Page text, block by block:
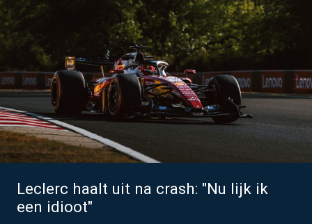
Leclerc haalt uit na crash: "Nu lijk ik
een idioot"